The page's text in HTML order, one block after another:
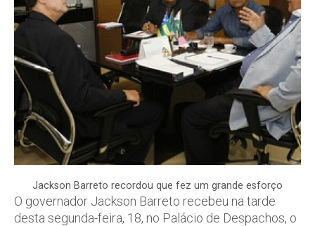
Jackson Barreto recordou que fez um grande esforço
O governador Jackson Barreto recebeu na tarde
desta segunda-feira, 18, no Palácio de Despachos, o